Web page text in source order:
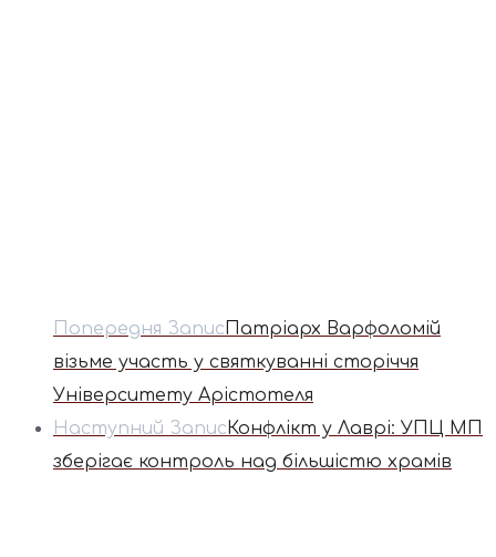
Попередня ЗаписПатріарх Варфоломій
візьме участь у святкуванні сторіччя
Університету Арістотеля
Наступний ЗаписКонфлікт у Лаврі: УПЦ МП
зберігає контроль над більшістю храмів